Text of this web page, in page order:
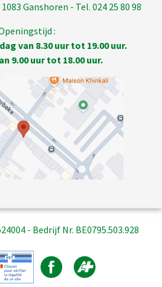
Ganshoren - Tel. 024 25 80 98
:
van 8.30 uur tot 19.00 uur.
9.00 uur tot 18.00 uur.
- Bedrijf Nr. BE0795.503.928